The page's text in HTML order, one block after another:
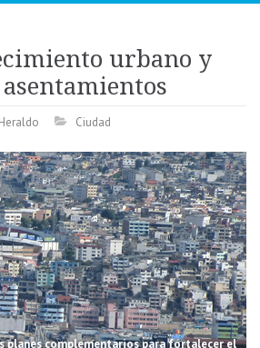
urbano y
Ciudad
planes complementarios para fortalecer el